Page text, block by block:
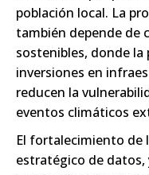
población local. La
también depende de
sostenibles, donde
inversiones en
reducen la
eventos climáticos
El fortalecimiento de
estratégico de